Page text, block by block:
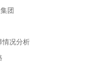
团
情况分析